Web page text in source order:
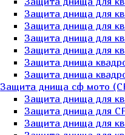
Защита днища для
Защита днища для
Защита днища для
Защита днища для
Защита днища
Защита днища
Защита днища сф мото
Защита днища для
Защита днища для
Защита днища для